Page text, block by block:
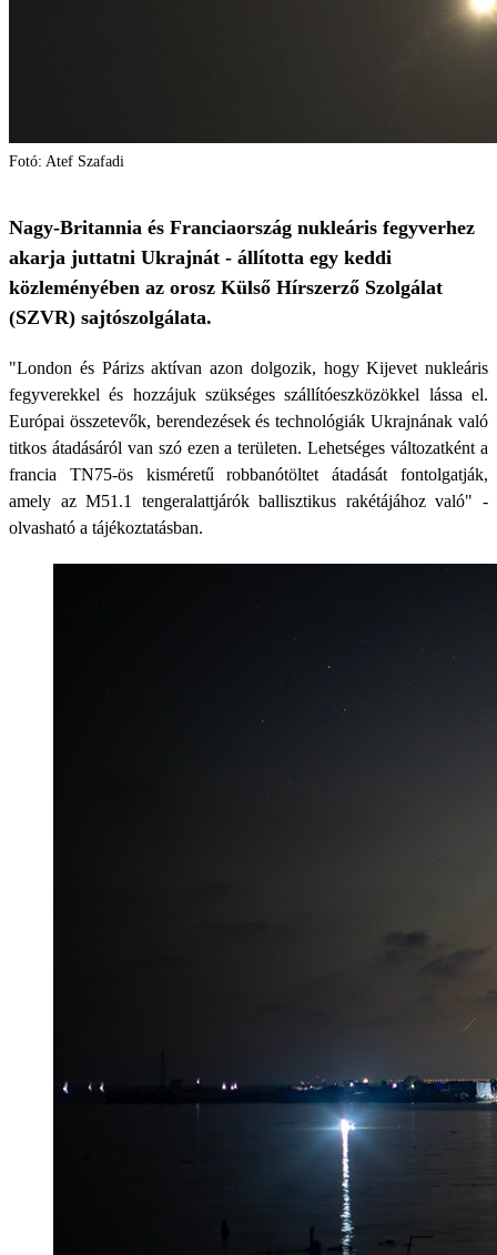
Fotó: Atef Szafadi
Nagy-Britannia és Franciaország nukleáris fegyverhez
akarja juttatni Ukrajnát - állította egy keddi
közleményében az orosz Külső Hírszerző Szolgálat
(SZVR) sajtószolgálata.
"London és Párizs aktívan azon dolgozik, hogy Kijevet nukleáris
fegyverekkel és hozzájuk szükséges szállítóeszközökkel lássa el.
Európai összetevők, berendezések és technológiák Ukrajnának való
titkos átadásáról van szó ezen a területen. Lehetséges változatként a
francia TN75-ös kisméretű robbanótöltet átadását fontolgatják,
amely az M51.1 tengeralattjárók ballisztikus rakétájához való" -
olvasható a tájékoztatásban.